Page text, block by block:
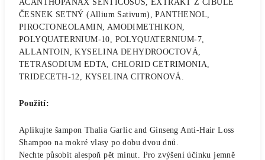
ACANTHOPANAX SENTICOSUS, EXTRAKT Z CIBULE
ČESNEK SETNÝ (Allium Sativum), PANTHENOL,
PIROCTONEOLAMIN, AMODIMETHIKON,
POLYQUATERNIUM-10, POLYQUATERNIUM-7,
ALLANTOIN, KYSELINA DEHYDROOCTOVÁ,
TETRASODIUM EDTA, CHLORID CETRIMONIA,
TRIDECETH-12, KYSELINA CITRONOVÁ.
Použití:
Aplikujte šampon Thalia Garlic and Ginseng Anti-Hair Loss
Shampoo na mokré vlasy po dobu dvou dnů.
Nechte působit alespoň pět minut. Pro zvýšení účinku jemně